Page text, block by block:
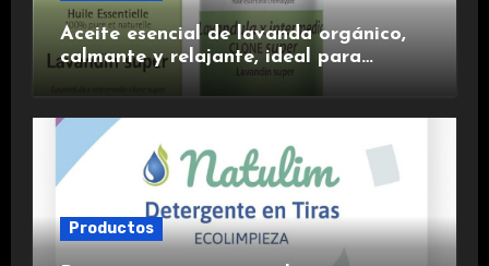
Aceite esencial de lavanda orgánico,
calmante y relajante, ideal para
Productos